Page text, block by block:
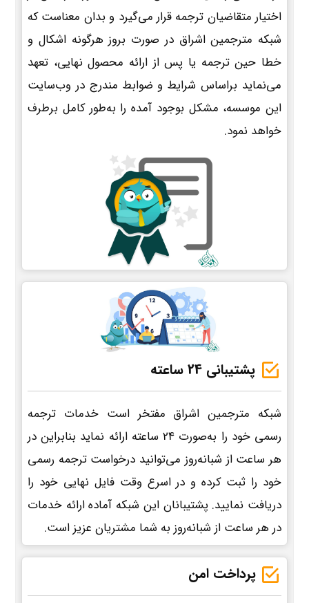
اختیار متقاضیان ترجمه قرار می‌گیرد و بدان معناست که
شبکه مترجمین اشراق در صورت بروز هرگونه اشکال و
خطا حین ترجمه یا پس از ارائه محصول نهایی، تعهد
می‌نماید براساس شرایط و ضوابط مندرج در وب‌سایت
این موسسه، مشکل بوجود آمده را به‌طور کامل برطرف
خواهد نمود.
پشتیبانی 24 ساعته
شبکه مترجمین اشراق مفتخر است خدمات ترجمه
رسمی خود را به‌صورت 24 ساعته ارائه نماید بنابراین در
هر ساعت از شبانه‌روز می‌توانید درخواست ترجمه رسمی
خود را ثبت کرده و در اسرع وقت فایل نهایی خود را
دریافت نمایید. پشتیبانان این شبکه آماده ارائه خدمات
در هر ساعت از شبانه‌روز به شما مشتریان عزیز است.
پرداخت امن